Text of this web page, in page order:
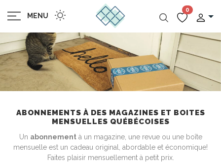
MENU
0
ABONNEMENTS À DES MAGAZINES ET BOITES
MENSUELLES QUÉBÉCOISES
Un abonnementà un magazine, une revue ou une boîte
mensuelle est un cadeau original, abordable et économique!
Faites plaisir mensuellement à petit prix.